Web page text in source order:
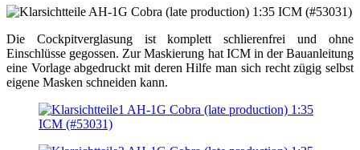
Die Cockpitverglasung ist komplett schlierenfrei und ohne
Einschlüsse gegossen. Zur Maskierung hat ICM in der Bauanleitung
eine Vorlage abgedruckt mit deren Hilfe man sich recht zügig selbst
eigene Masken schneiden kann.